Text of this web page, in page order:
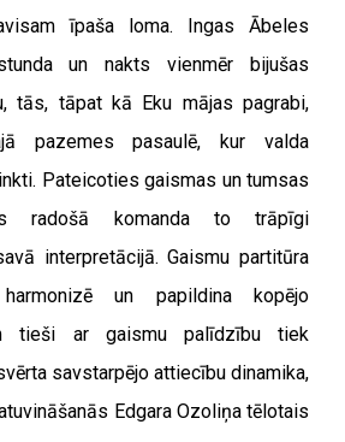
īpaša loma. Ingas Ābeles
un nakts vienmēr bijušas
tās, tāpat kā Eku mājas pagrabi,
pazemes pasaulē, kur valda
Pateicoties gaismas un tumsas
radošā komanda to trāpīgi
interpretācijā. Gaismu partitūra
un papildina kopējo
tieši ar gaismu palīdzību tiek
savstarpējo attiecību dinamika,
Edgara Ozoliņa tēlotais